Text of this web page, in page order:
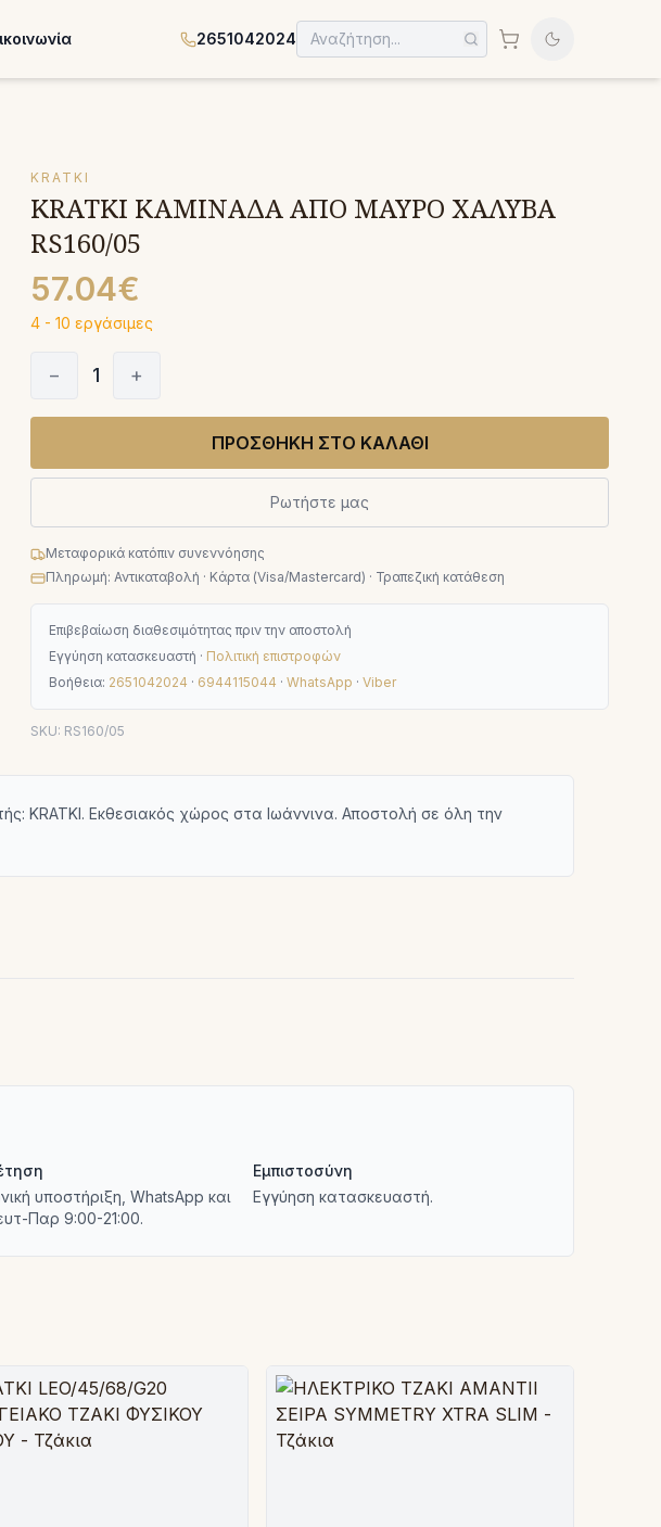
2651042024
KRATKI
KRATKI ΚΑΜΙΝΑΔΑ ΑΠΟ ΜΑΥΡΟ ΧΑΛΥΒΑ
RS160/05
57.04€
4 - 10 εργάσιμες
− 1 +
ΠΡΟΣΘΗΚΗ ΣΤΟ ΚΑΛΑΘΙ
Ρωτήστε μας
Μεταφορικά κατόπιν συνεννόησης
Πληρωμή: Αντικαταβολή · Κάρτα (Visa/Mastercard) · Τραπεζική κατάθεση
Επιβεβαίωση διαθεσιμότητας πριν την αποστολή
Εγγύηση κατασκευαστή · Πολιτική επιστροφών
Βοήθεια: 2651042024 · 6944115044 · WhatsApp · Viber
SKU: RS160/05
KRATKI. Εκθεσιακός χώρος στα Ιωάννινα. Αποστολή σε όλη την
υποστήριξη, WhatsApp και
Παρ 9:00-21:00.
Εμπιστοσύνη
Εγγύηση κατασκευαστή.